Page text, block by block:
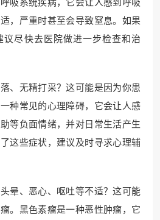
吸系统疾病，它会让人感到呼吸
，严重时甚至会导致窒息。如果
议尽快去医院做进一步检查和治
、无精打采？这可能是因为你患
种常见的心理障碍，它会让人感
等负面情绪，并对日常生活产生
这些症状，建议及时寻求心理辅
晕、恶心、呕吐等不适？这可能
。黑色素瘤是一种恶性肿瘤，它